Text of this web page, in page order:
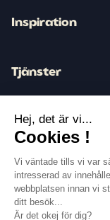
Följ oss
Inspiration
Tjänster
Hej, det är vi...
Cookies !
Vi väntade tills vi var
intresserad av
webbplatsen innan vi
ditt besök...
Är det okej för dig?